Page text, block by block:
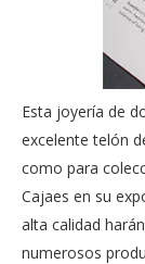
Esta joyería de
excelente telón
como para
Cajaes en su
alta calidad
numerosos